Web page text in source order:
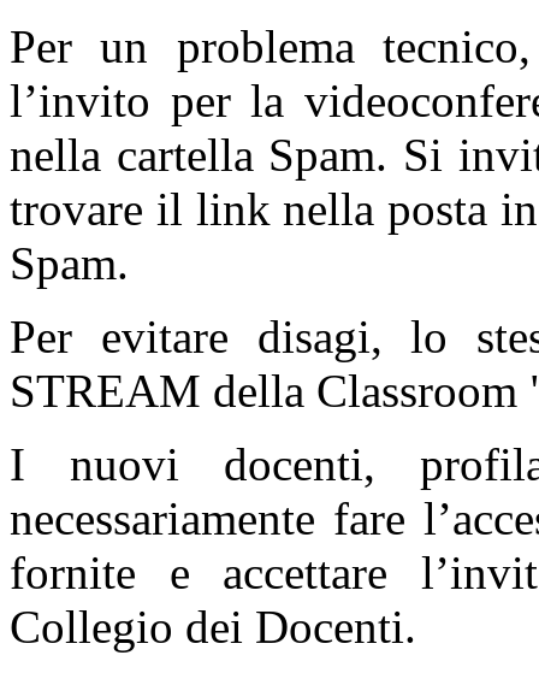
Per un problema
l’invito per la
nella cartella Spam. Si
trovare il link nella posta
Spam.
Per evitare disagi, lo
STREAM della
I nuovi docenti,
necessariamente fare
fornite e accettare
Collegio dei Docenti.